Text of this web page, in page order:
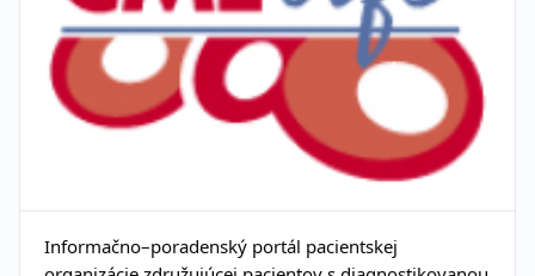
Informačno–poradenský portál pacientskej